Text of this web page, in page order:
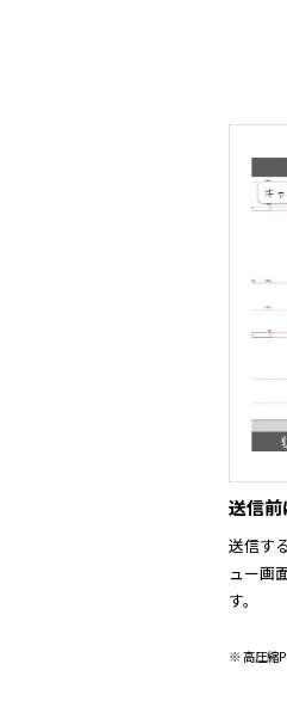
送信
送信す
ュー画
す。
※ 高圧縮